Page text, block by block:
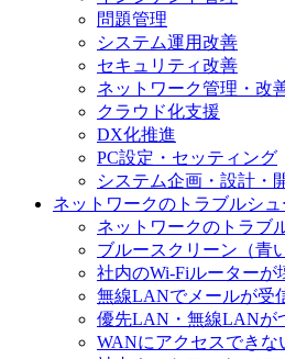
問題管理
システム運用改善
セキュリティ改善
ネットワーク管理・改
クラウド化支援
DX化推進
PC設定・セッティング
システム企画・設計・
ネットワークのトラブルシ
ネットワークのトラブ
ブルースクリーン（青
社内のWi-Fiルーターが
無線LANでメールが受
優先LAN・無線LANが
WANにアクセスできな